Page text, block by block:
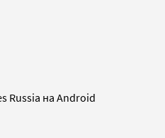
Russia на Android